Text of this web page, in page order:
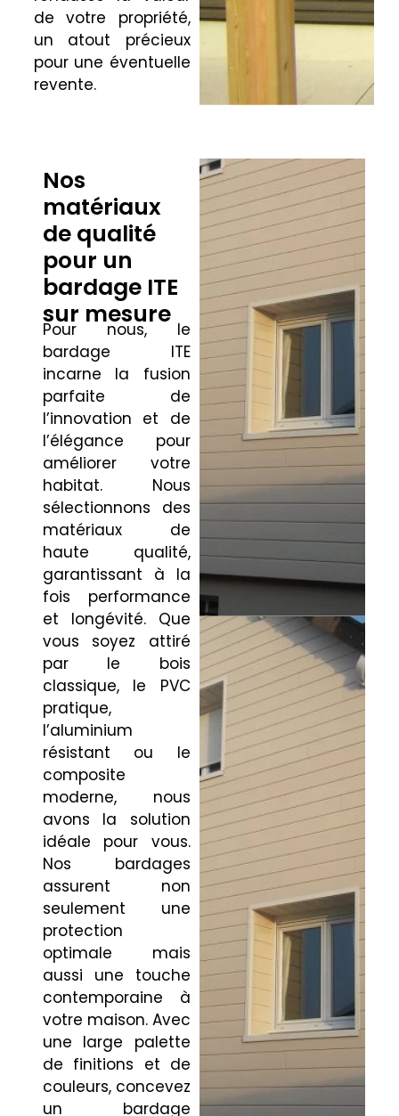
de votre propriété,
un atout précieux
pour une éventuelle
revente.
Nos
matériaux
de qualité
pour un
bardage ITE
sur mesure
Pour nous, le
bardage ITE
incarne la fusion
parfaite de
l’innovation et de
l’élégance pour
améliorer votre
habitat. Nous
sélectionnons des
matériaux de
haute qualité,
garantissant à la
fois performance
et longévité. Que
vous soyez attiré
par le bois
classique, le PVC
pratique,
l’aluminium
résistant ou le
composite
moderne, nous
avons la solution
idéale pour vous.
Nos bardages
assurent non
seulement une
protection
optimale mais
aussi une touche
contemporaine à
votre maison. Avec
une large palette
de finitions et de
couleurs, concevez
un bardage